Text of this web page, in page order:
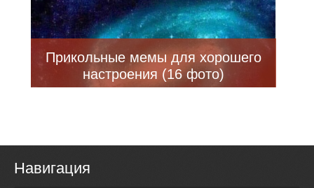
Прикольные мемы для хорошего
настроения (16 фото)
Навигация